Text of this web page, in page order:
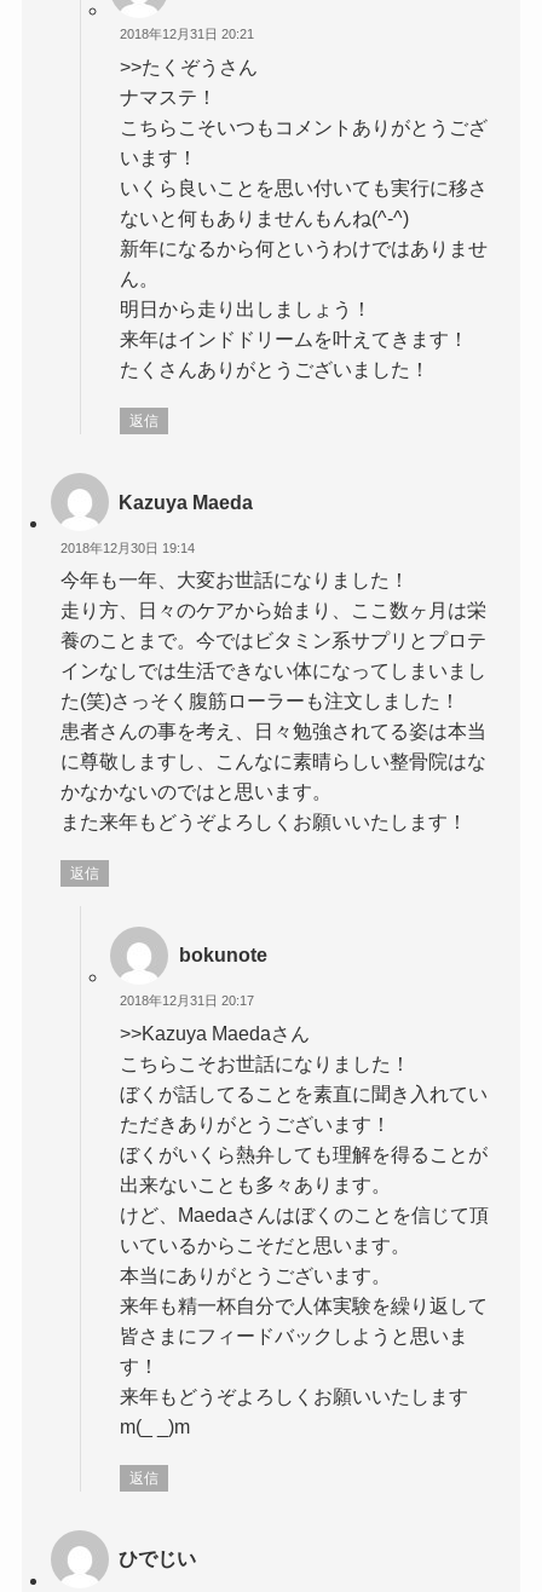
2018年12月31日 20:21
>>たくぞうさん
ナマステ！
こちらこそいつもコメントありがとうござ
います！
いくら良いことを思い付いても実行に移さ
ないと何もありませんもんね(^-^)
新年になるから何というわけではありませ
ん。
明日から走り出しましょう！
来年はインドドリームを叶えてきます！
たくさんありがとうございました！
返信
Kazuya Maeda
2018年12月30日 19:14
今年も一年、大変お世話になりました！
走り方、日々のケアから始まり、ここ数ヶ月は栄
養のことまで。今ではビタミン系サプリとプロテ
インなしでは生活できない体になってしまいまし
た(笑)さっそく腹筋ローラーも注文しました！
患者さんの事を考え、日々勉強されてる姿は本当
に尊敬しますし、こんなに素晴らしい整骨院はな
かなかないのではと思います。
また来年もどうぞよろしくお願いいたします！
返信
bokunote
2018年12月31日 20:17
>>Kazuya Maedaさん
こちらこそお世話になりました！
ぼくが話してることを素直に聞き入れてい
ただきありがとうございます！
ぼくがいくら熱弁しても理解を得ることが
出来ないことも多々あります。
けど、Maedaさんはぼくのことを信じて頂
いているからこそだと思います。
本当にありがとうございます。
来年も精一杯自分で人体実験を繰り返して
皆さまにフィードバックしようと思いま
す！
来年もどうぞよろしくお願いいたします
m(_ _)m
返信
ひでじい